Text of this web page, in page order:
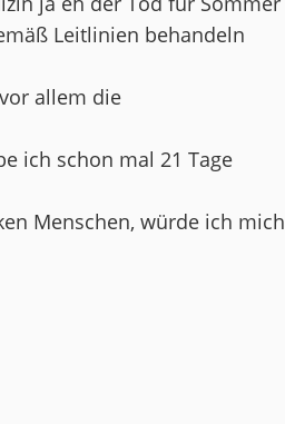
Leitlinien behandeln
allem die
ich schon mal 21 Tage
Menschen, würde ich mich